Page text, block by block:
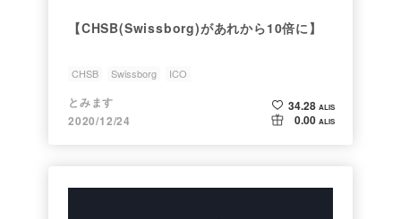
【CHSB(Swissborg)があれから10倍に】
CHSB Swissborg ICO
とみます
2020/12/24
34.28 ALIS
0.00 ALIS